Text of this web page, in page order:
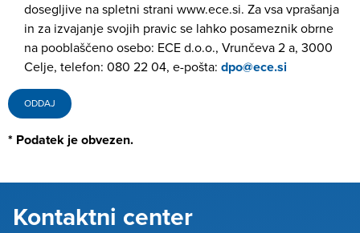
dosegljive na spletni strani www.ece.si. Za vsa vprašanja
in za izvajanje svojih pravic se lahko posameznik obrne
na pooblaščeno osebo: ECE d.o.o., Vrunčeva 2 a, 3000
Celje, telefon: 080 22 04, e-pošta: dpo@ece.si
* Podatek je obvezen.
Kontaktni center